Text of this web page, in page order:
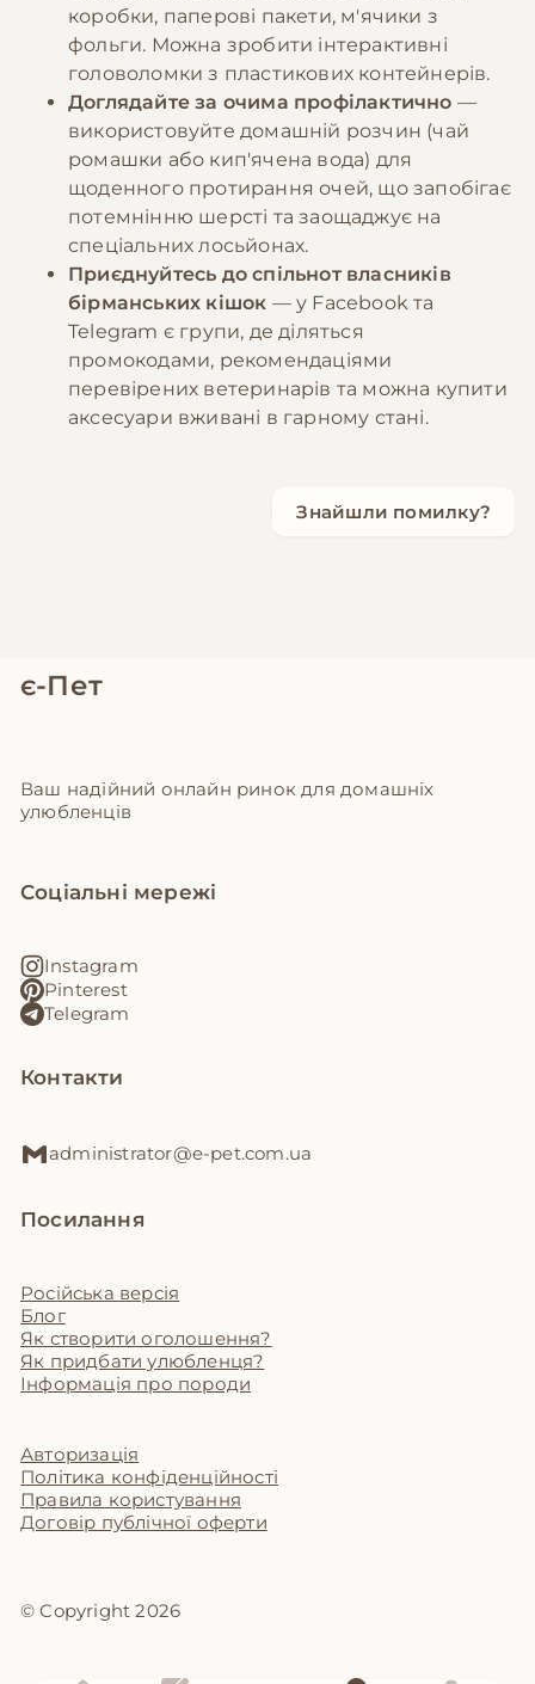
коробки, паперові пакети, м'ячики з
фольги. Можна зробити інтерактивні
головоломки з пластикових контейнерів.
Доглядайте за очима профілактично —
використовуйте домашній розчин (чай
ромашки або кип'ячена вода) для
щоденного протирання очей, що запобігає
потемнінню шерсті та заощаджує на
спеціальних лосьйонах.
Приєднуйтесь до спільнот власників
бірманських кішок — у Facebook та
Telegram є групи, де діляться
промокодами, рекомендаціями
перевірених ветеринарів та можна купити
аксесуари вживані в гарному стані.
Знайшли помилку?
є-Пет
Ваш надійний онлайн ринок для домашніх
улюбленців
Соціальні мережі
Instagram
Pinterest
Telegram
Контакти
administrator@e-pet.com.ua
Посилання
Російська версія
Блог
Як створити оголошення?
Як придбати улюбленця?
Інформація про породи
Авторизація
Політика конфіденційності
Правила користування
Договір публічної оферти
© Copyright 2026